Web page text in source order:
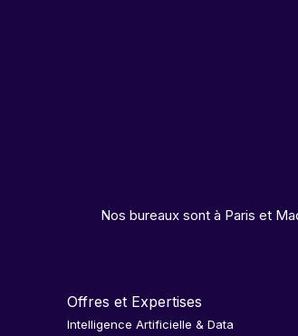
Nos bureaux sont à Paris et
Offres et Expertises
Intelligence Artificielle & Data